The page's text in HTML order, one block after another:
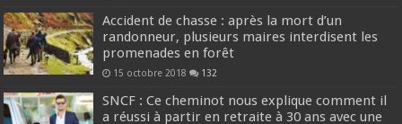
Accident de chasse : après la mort d’un
randonneur, plusieurs maires interdisent les
promenades en forêt
15 octobre 2018 132
SNCF : Ce cheminot nous explique comment il
a réussi à partir en retraite à 30 ans avec une